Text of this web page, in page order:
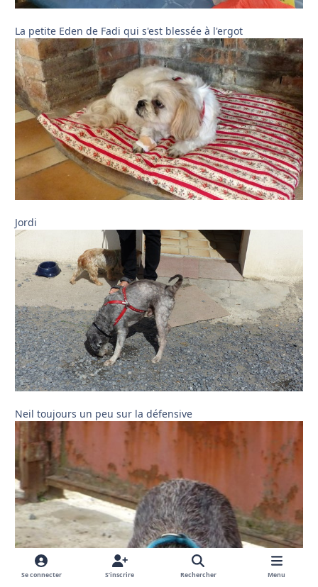
La petite Eden de Fadi qui s'est blessée à l'ergot
Jordi
Neil toujours un peu sur la défensive
Se connecter S’inscrire Rechercher Menu